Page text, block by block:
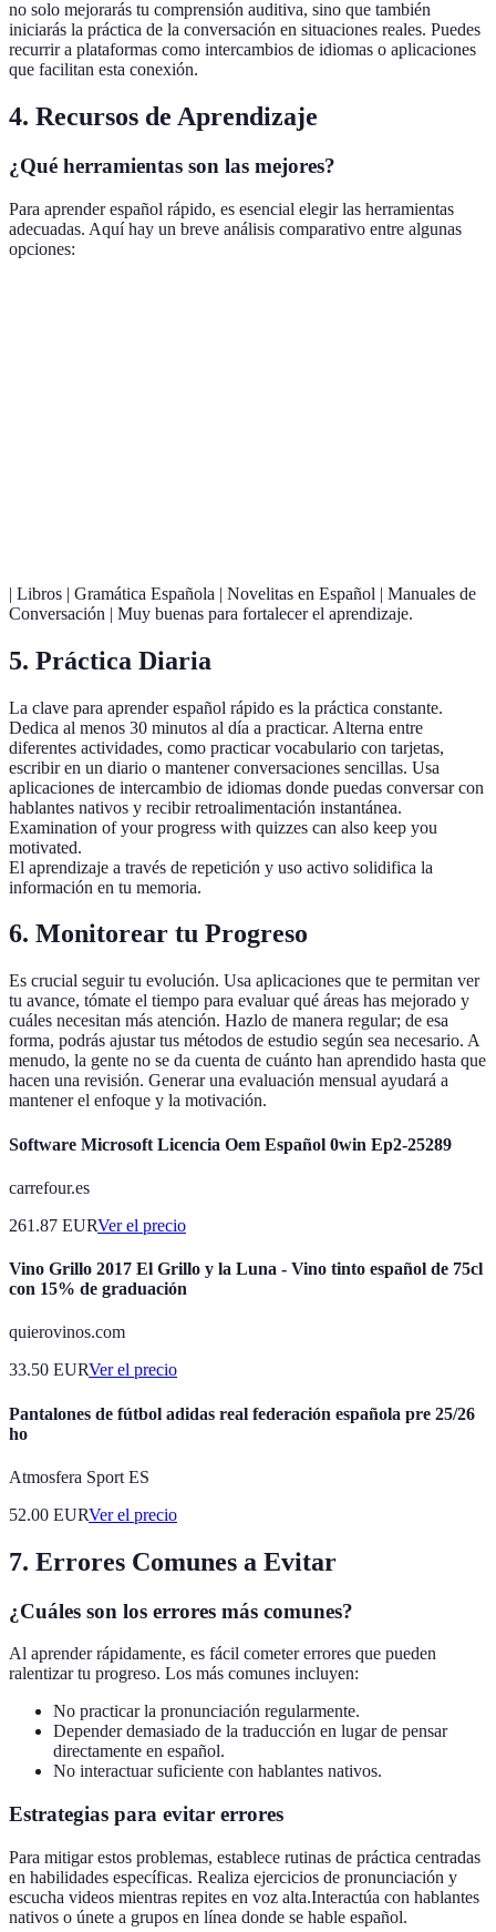
no solo mejorarás tu comprensión auditiva, sino que también
iniciarás la práctica de la conversación en situaciones reales. Puedes
recurrir a plataformas como intercambios de idiomas o aplicaciones
que facilitan esta conexión.
4. Recursos de Aprendizaje
¿Qué herramientas son las mejores?
Para aprender español rápido, es esencial elegir las herramientas
adecuadas. Aquí hay un breve análisis comparativo entre algunas
opciones:
| Libros | Gramática Española | Novelitas en Español | Manuales de
Conversación | Muy buenas para fortalecer el aprendizaje.
5. Práctica Diaria
La clave para aprender español rápido es la práctica constante.
Dedica al menos 30 minutos al día a practicar. Alterna entre
diferentes actividades, como practicar vocabulario con tarjetas,
escribir en un diario o mantener conversaciones sencillas. Usa
aplicaciones de intercambio de idiomas donde puedas conversar con
hablantes nativos y recibir retroalimentación instantánea.
Examination of your progress with quizzes can also keep you
motivated.
El aprendizaje a través de repetición y uso activo solidifica la
información en tu memoria.
6. Monitorear tu Progreso
Es crucial seguir tu evolución. Usa aplicaciones que te permitan ver
tu avance, tómate el tiempo para evaluar qué áreas has mejorado y
cuáles necesitan más atención. Hazlo de manera regular; de esa
forma, podrás ajustar tus métodos de estudio según sea necesario. A
menudo, la gente no se da cuenta de cuánto han aprendido hasta que
hacen una revisión. Generar una evaluación mensual ayudará a
mantener el enfoque y la motivación.
Software Microsoft Licencia Oem Español 0win Ep2-25289
carrefour.es
261.87 EURVer el precio
Vino Grillo 2017 El Grillo y la Luna - Vino tinto español de 75cl
con 15% de graduación
quierovinos.com
33.50 EURVer el precio
Pantalones de fútbol adidas real federación española pre 25/26
ho
Atmosfera Sport ES
52.00 EURVer el precio
7. Errores Comunes a Evitar
¿Cuáles son los errores más comunes?
Al aprender rápidamente, es fácil cometer errores que pueden
ralentizar tu progreso. Los más comunes incluyen:
No practicar la pronunciación regularmente.
Depender demasiado de la traducción en lugar de pensar
directamente en español.
No interactuar suficiente con hablantes nativos.
Estrategias para evitar errores
Para mitigar estos problemas, establece rutinas de práctica centradas
en habilidades específicas. Realiza ejercicios de pronunciación y
escucha videos mientras repites en voz alta.Interactúa con hablantes
nativos o únete a grupos en línea donde se hable español.